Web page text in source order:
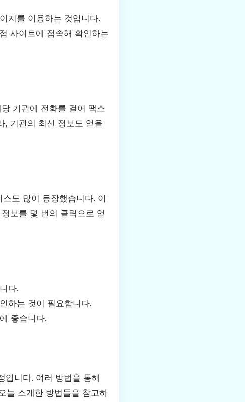
지를 이용하는 것입니다.
사이트에 접속해 확인하는
기관에 전화를 걸어 팩스
, 기관의 최신 정보도 얻을
도 많이 등장했습니다. 이
보를 몇 번의 클릭으로 얻
다.
하는 것이 필요합니다.
좋습니다.
입니다. 여러 방법을 통해
늘 소개한 방법들을 참고하